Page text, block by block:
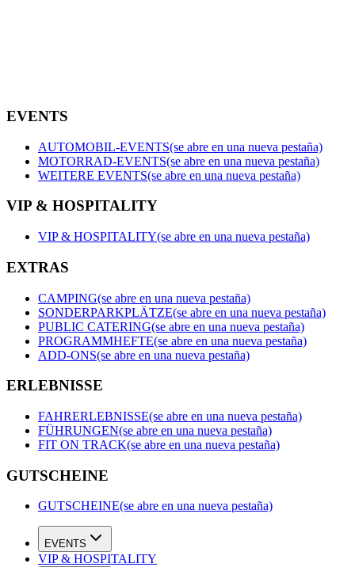
EVENTS
AUTOMOBIL-EVENTS(se abre en una nueva pestaña)
MOTORRAD-EVENTS(se abre en una nueva pestaña)
WEITERE EVENTS(se abre en una nueva pestaña)
VIP & HOSPITALITY
VIP & HOSPITALITY(se abre en una nueva pestaña)
EXTRAS
CAMPING(se abre en una nueva pestaña)
SONDERPARKPLÄTZE(se abre en una nueva pestaña)
PUBLIC CATERING(se abre en una nueva pestaña)
PROGRAMMHEFTE(se abre en una nueva pestaña)
ADD-ONS(se abre en una nueva pestaña)
ERLEBNISSE
FAHRERLEBNISSE(se abre en una nueva pestaña)
FÜHRUNGEN(se abre en una nueva pestaña)
FIT ON TRACK(se abre en una nueva pestaña)
GUTSCHEINE
GUTSCHEINE(se abre en una nueva pestaña)
EVENTS
VIP & HOSPITALITY